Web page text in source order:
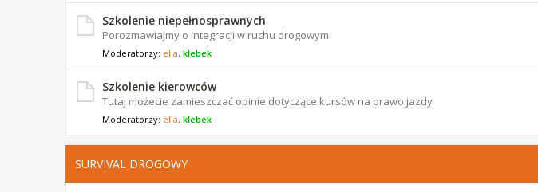
Szkolenie niepełnosprawnych
Porozmawiajmy o integracji w ruchu drogowym.
Moderatorzy: ella, klebek
Szkolenie kierowców
Tutaj możecie zamieszczać opinie dotyczące kursów na prawo jazdy
Moderatorzy: ella, klebek
SURVIVAL DROGOWY